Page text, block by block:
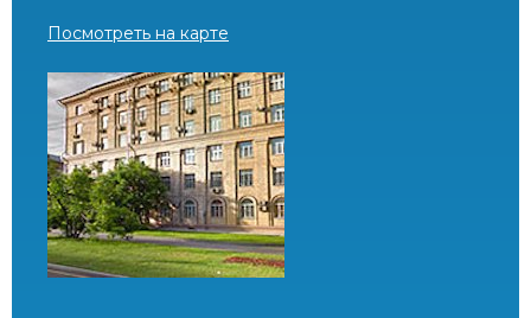
Посмотреть на карте